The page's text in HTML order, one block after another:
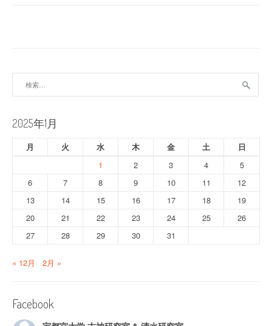
2025年1月
月 火 水 木 金 土
日
1
2 3 4
5
6
7 8 9 10 11
12
13
14 15 16 17 18
19
20
21 22 23 24 25
26
27
28 29 30 31
« 12月 2月 »
Facebook